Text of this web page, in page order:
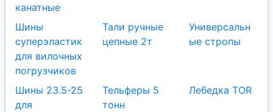
канатные
Шины
суперэластик
для вилочных
погрузчиков
Тали ручные
цепные 2т
Универсальн
ые стропы
Шины 23.5-25
для
Тельферы 5
тонн
Лебедка TOR